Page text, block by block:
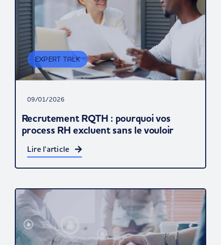
EXPERT TALK
09/01/2026
Recrutement RQTH : pourquoi vos
process RH excluent sans le vouloir
Lire l'article